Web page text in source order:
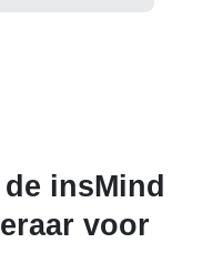
insMind
voor